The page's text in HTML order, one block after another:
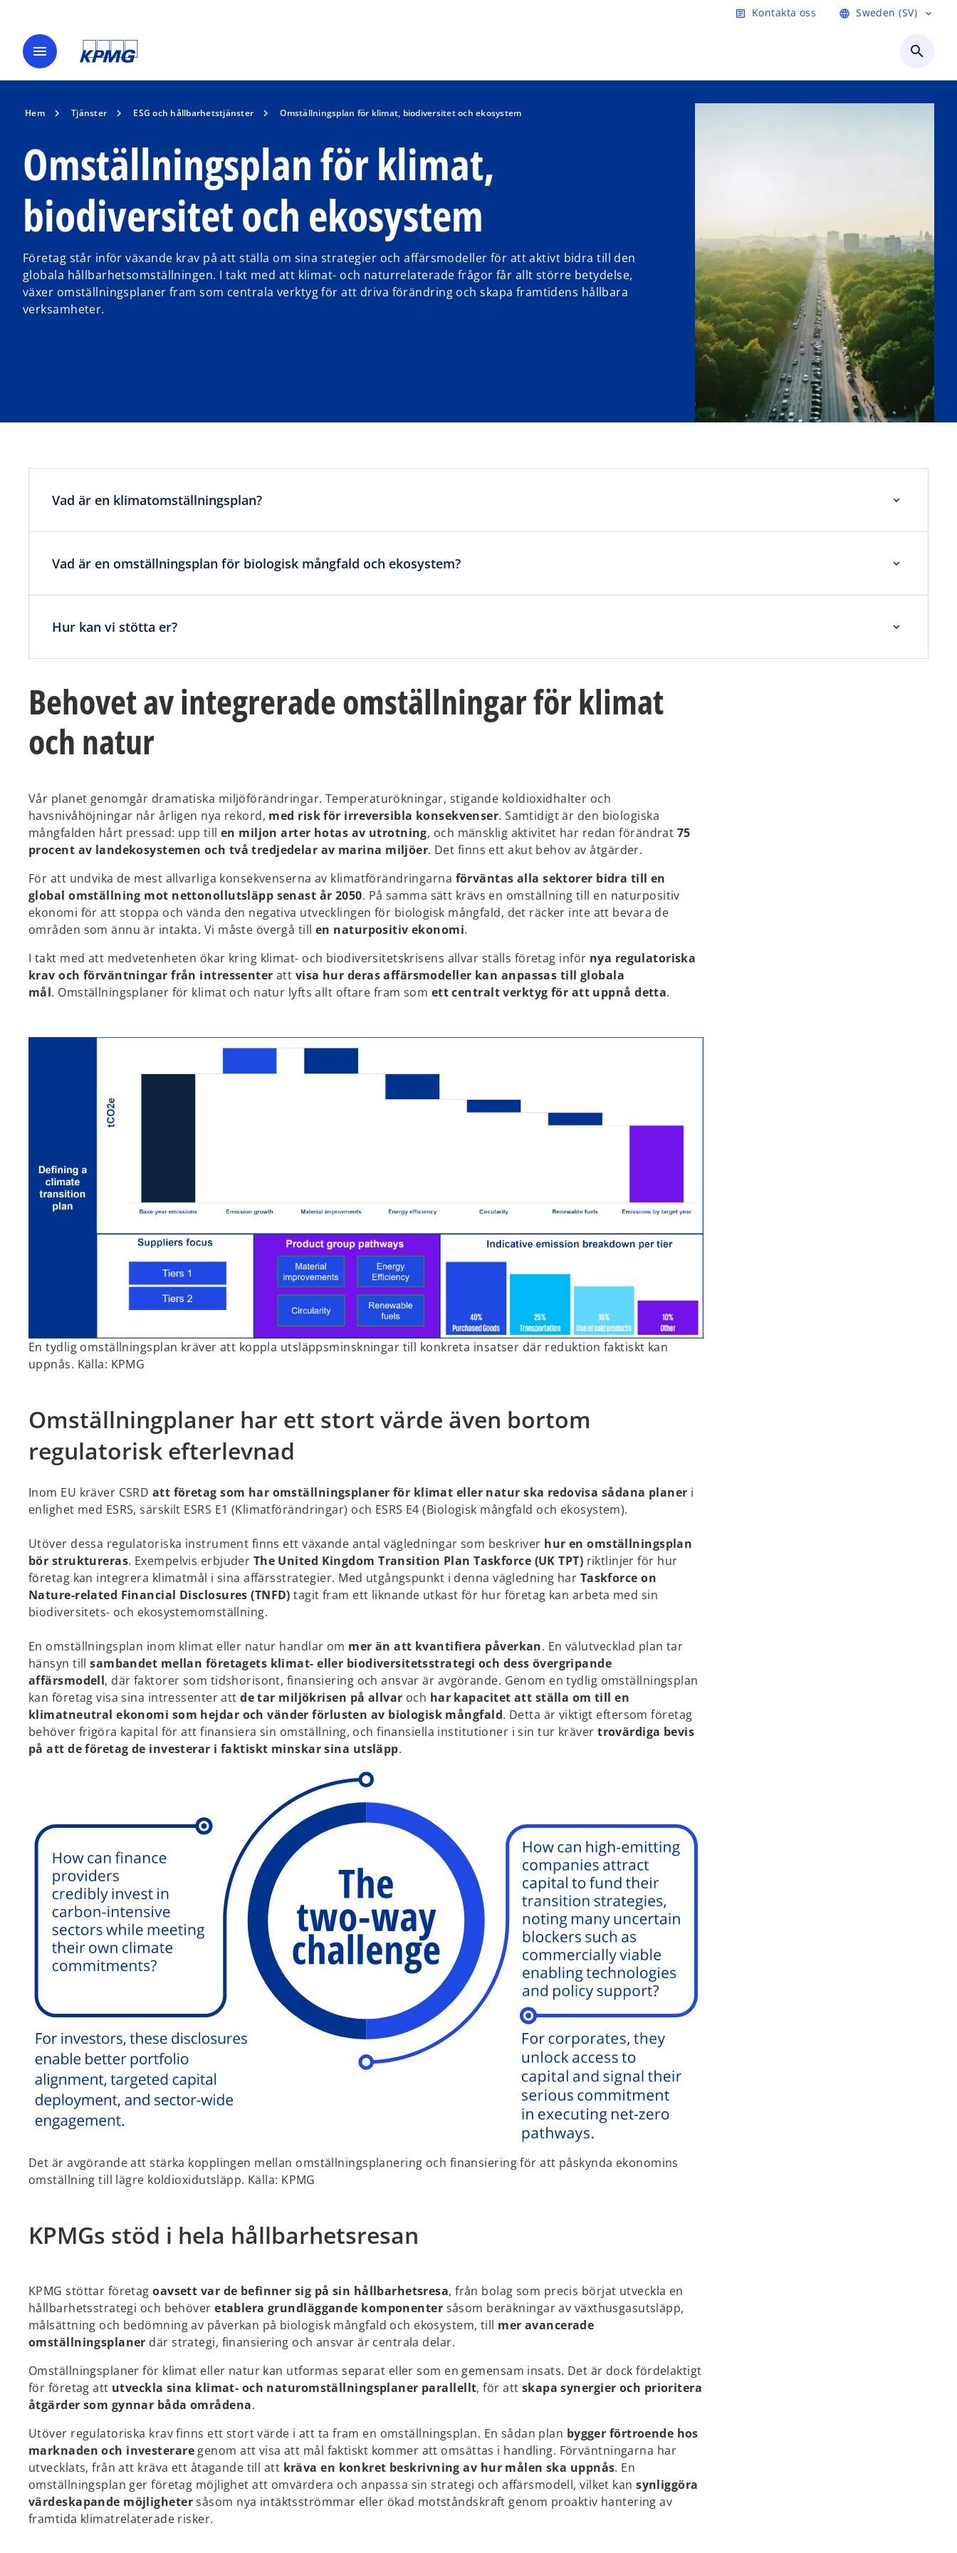
article Kontakta oss language Sweden (SV) expand_more
menu search
Hem Tjänster ESG och hållbarhetstjänster Omställningsplan för klimat, biodiversitet och ekosystem
Omställningsplan för klimat,
biodiversitet och ekosystem
Företag står inför växande krav på att ställa om sina strategier och affärsmodeller för att aktivt bidra till den
globala hållbarhetsomställningen. I takt med att klimat- och naturrelaterade frågor får allt större betydelse,
växer omställningsplaner fram som centrala verktyg för att driva förändring och skapa framtidens hållbara
verksamheter.
Vad är en klimatomställningsplan?
Vad är en omställningsplan för biologisk mångfald och ekosystem?
Hur kan vi stötta er?
Behovet av integrerade omställningar för klimat
och natur
Vår planet genomgår dramatiska miljöförändringar. Temperaturökningar, stigande koldioxidhalter och
havsnivåhöjningar når årligen nya rekord, med risk för irreversibla konsekvenser. Samtidigt är den biologiska
mångfalden hårt pressad: upp till en miljon arter hotas av utrotning, och mänsklig aktivitet har redan förändrat 75
procent av landekosystemen och två tredjedelar av marina miljöer. Det finns ett akut behov av åtgärder.
För att undvika de mest allvarliga konsekvenserna av klimatförändringarna förväntas alla sektorer bidra till en
global omställning mot nettonollutsläpp senast år 2050. På samma sätt krävs en omställning till en naturpositiv
ekonomi för att stoppa och vända den negativa utvecklingen för biologisk mångfald, det räcker inte att bevara de
områden som ännu är intakta. Vi måste övergå tillen naturpositiv ekonomi.
I takt med att medvetenheten ökar kring klimat- och biodiversitetskrisens allvar ställs företag inför nya regulatoriska
krav och förväntningar från intressenter att visa hur deras affärsmodeller kan anpassas till globala
mål. Omställningsplaner för klimat och natur lyfts allt oftare fram som ett centralt verktyg för att uppnå detta.
En tydlig omställningsplan kräver att koppla utsläppsminskningar till konkreta insatser där reduktion faktiskt kan
uppnås. Källa: KPMG
Omställningplaner har ett stort värde även bortom
regulatorisk efterlevnad
Inom EU kräver CSRD att företag som har omställningsplaner för klimat eller natur ska redovisa sådana planer i
enlighet med ESRS, särskilt ESRS E1 (Klimatförändringar) och ESRS E4 (Biologisk mångfald och ekosystem).
Utöver dessa regulatoriska instrument finns ett växande antal vägledningar som beskriver hur en omställningsplan
bör struktureras. Exempelvis erbjuder The United Kingdom Transition Plan Taskforce (UK TPT) riktlinjer för hur
företag kan integrera klimatmål i sina affärsstrategier. Med utgångspunkt i denna vägledning har Taskforce on
Nature-related Financial Disclosures (TNFD) tagit fram ett liknande utkast för hur företag kan arbeta med sin
biodiversitets- och ekosystemomställning.
En omställningsplan inom klimat eller natur handlar om mer än att kvantifiera påverkan. En välutvecklad plan tar
hänsyn tillsambandet mellan företagets klimat- eller biodiversitetsstrategi och dess övergripande
affärsmodell, där faktorer som tidshorisont, finansiering och ansvar är avgörande. Genom en tydlig omställningsplan
kan företag visa sina intressenter attde tar miljökrisen på allvar och har kapacitet att ställa om till en
klimatneutral ekonomi som hejdar och vänder förlusten av biologisk mångfald. Detta är viktigt eftersom företag
behöver frigöra kapital för att finansiera sin omställning, och finansiella institutioner i sin tur krävertrovärdiga bevis
på att de företag de investerar i faktiskt minskar sina utsläpp.
Det är avgörande att stärka kopplingen mellan omställningsplanering och finansiering för att påskynda ekonomins
omställning till lägre koldioxidutsläpp. Källa: KPMG
KPMGs stöd i hela hållbarhetsresan
KPMG stöttar företagoavsett var de befinner sig på sin hållbarhetsresa, från bolag som precis börjat utveckla en
hållbarhetsstrategi och behöveretablera grundläggande komponenter såsom beräkningar av växthusgasutsläpp,
målsättning och bedömning av påverkan på biologisk mångfald och ekosystem, till mer avancerade
omställningsplaner där strategi, finansiering och ansvar är centrala delar.
Omställningsplaner för klimat eller natur kan utformas separat eller som en gemensam insats. Det är dock fördelaktigt
för företag att utveckla sina klimat- och naturomställningsplaner parallellt, för att skapa synergier och prioritera
åtgärder som gynnar båda områdena.
Utöver regulatoriska krav finns ett stort värde i att ta fram en omställningsplan. En sådan plan bygger förtroende hos
marknaden och investerare genom att visa att mål faktiskt kommer att omsättas i handling. Förväntningarna har
utvecklats, från att kräva ett åtagande till att kräva en konkret beskrivning av hur målen ska uppnås. En
omställningsplan ger företag möjlighet att omvärdera och anpassa sin strategi och affärsmodell, vilket kansynliggöra
värdeskapande möjlighetersåsom nya intäktsströmmar eller ökad motståndskraft genom proaktiv hantering av
framtida klimatrelaterade risker.